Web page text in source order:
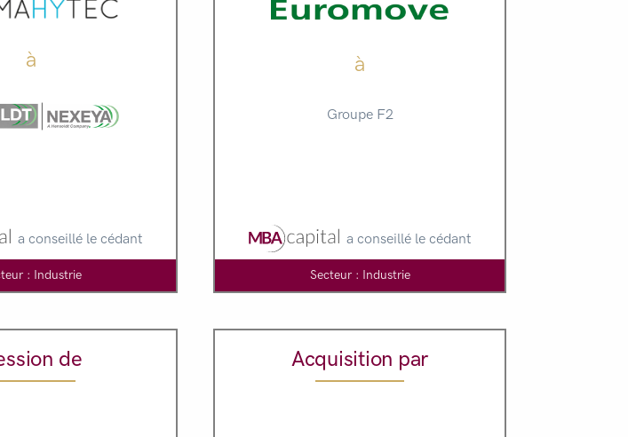
à
a conseillé le cédant
: Industrie
à
Groupe F2
a conseillé le cédant
Secteur : Industrie
de Acquisition par